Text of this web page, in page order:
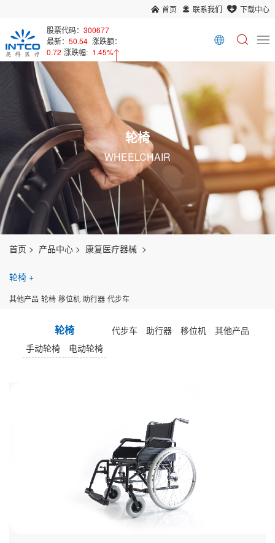
首页 联系我们
下载中心
股票代码：300677
最新：50.54 涨跌额：
0.72 涨跌幅: 1.45%
轮椅
WHEELCHAIR
首页 产品中心 康复医疗器械
轮椅
其他产品 轮椅 移位机 助行器 代步车
轮椅
手动轮椅 电动轮椅
代步车 助行器 移位机 其他产品